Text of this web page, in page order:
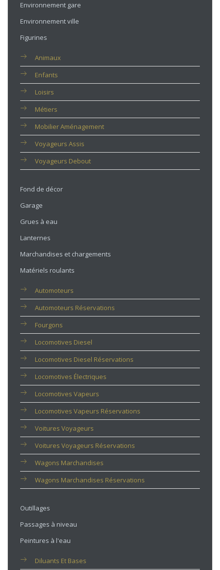
Environnement gare
Environnement ville
Figurines
Animaux
Enfants
Loisirs
Métiers
Mobilier Aménagement
Voyageurs Assis
Voyageurs Debout
Fond de décor
Garage
Grues à eau
Lanternes
Marchandises et chargements
Matériels roulants
Automoteurs
Automoteurs Réservations
Fourgons
Locomotives Diesel
Locomotives Diesel Réservations
Locomotives Électriques
Locomotives Vapeurs
Locomotives Vapeurs Réservations
Voitures Voyageurs
Voitures Voyageurs Réservations
Wagons Marchandises
Wagons Marchandises Réservations
Outillages
Passages à niveau
Peintures à l'eau
Diluants Et Bases